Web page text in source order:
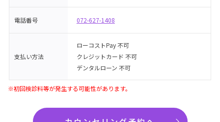
電話番号 072-627-1408
支払い方法
ローコストPay 不可
クレジットカード 不可
デンタルローン 不可
※初回検診料等が発生する可能性があります。